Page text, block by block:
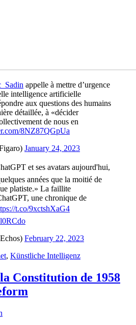
appelle à mettre d’urgence
intelligence artificielle
aux questions des humains
détaillée, à «décider
de nous en
8NZ87QGpUa
January 24, 2023
et ses avatars aujourd'hui,
années que la moitié de
platiste.» La faillite
une chronique de
t.co/9xctshXaG4
February 22, 2023
, Künstliche Intelligenz
Constitution de 1958